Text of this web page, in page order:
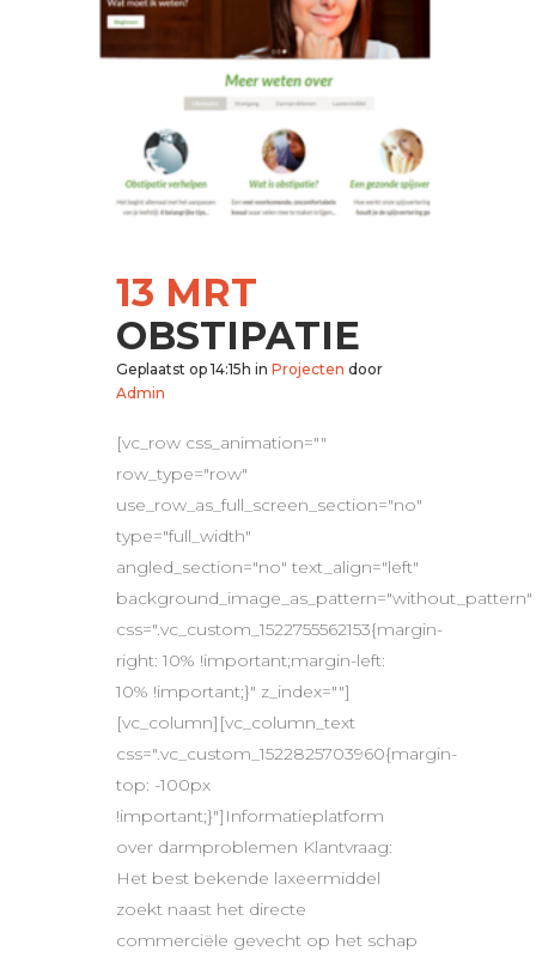
13 MRT
OBSTIPATIE
Geplaatst op 14:15h in Projecten door
Admin
[vc_row css_animation=""
row_type="row"
use_row_as_full_screen_section="no"
type="full_width"
angled_section="no" text_align="left"
background_image_as_pattern="without_pattern"
css=".vc_custom_1522755562153{margin-
right: 10% !important;margin-left:
10% !important;}" z_index=""]
[vc_column][vc_column_text
css=".vc_custom_1522825703960{margin-
top: -100px
!important;}"]Informatieplatform
over darmproblemen Klantvraag:
Het best bekende laxeermiddel
zoekt naast het directe
commerciële gevecht op het schap